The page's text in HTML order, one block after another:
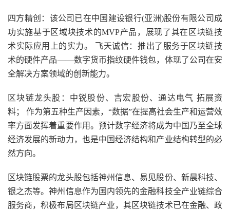
四方精创：该公司已在中国建设银行(亚洲)股份有限公司成
功实施基于区域块技术的MVP产品，展现了其在区块链技
术实际应用上的实力。 飞天诚信：推出了服务于区块链技
术的硬件产品——数字货币指纹硬件钱包，体现了公司在安
全解决方案领域的创新能力。
区块链龙头股：中锐股份、吉宏股份、通达电气 拓展资
料； 作为第五种生产因素，“数据”在提高社会生产和运营效
率方面发挥着重要作用。预计数字经济将成为中国乃至全球
经济发展的新动力，也是中国经济结构和产业结构转型的必
然方向。
区块链股票的龙头股包括神州信息、易见股份、新晨科技、
银之杰等。神州信息作为国内领先的金融科技全产业链综合
服务商，积极布局区块链产业，其区块链技术已在金融、政